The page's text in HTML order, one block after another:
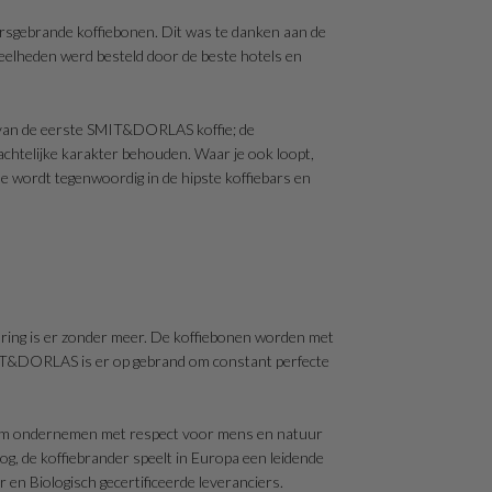
koffiebonen. Dit was te danken aan de
werd besteld door de beste hotels en
de eerste SMIT&DORLAS koffie; de
karakter behouden. Waar je ook loopt,
wordt tegenwoordig in de hipste koffiebars en
is er zonder meer. De koffiebonen worden met
is er op gebrand om constant perfecte
ondernemen met respect voor mens en natuur
de koffiebrander speelt in Europa een leidende
Biologisch gecertificeerde leveranciers.